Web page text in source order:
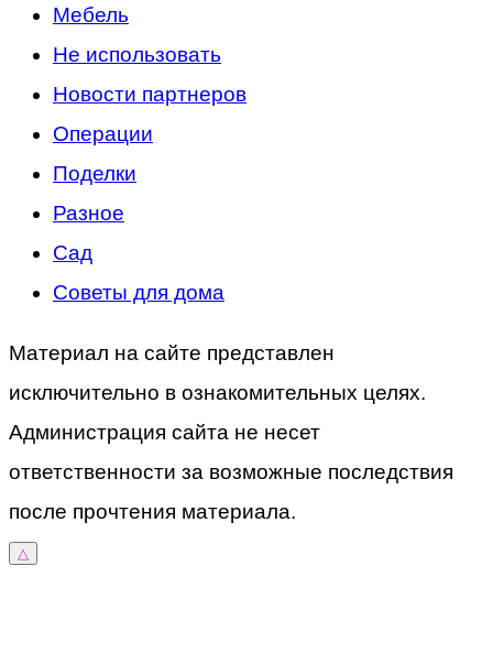
Мебель
Не использовать
Новости партнеров
Операции
Поделки
Разное
Сад
Советы для дома
Материал на сайте представлен
исключительно в ознакомительных целях.
Администрация сайта не несет
ответственности за возможные последствия
после прочтения материала.